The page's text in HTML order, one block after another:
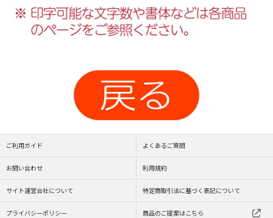
ご利用ガイド よくあるご質問
お問い合わせ 利用規約
サイト運営会社について 特定商取引法に基づく表記について
プライバシーポリシー 商品のご提案はこちら